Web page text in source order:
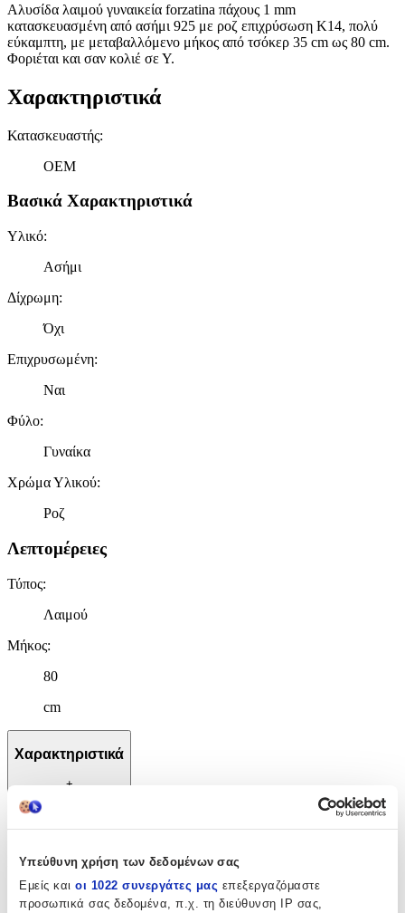
Υπεύθυνη χρήση των δεδομένων σας
Εμείς και οι 1022 συνεργάτες μας επεξεργαζόμαστε
προσωπικά σας δεδομένα, π.χ. τη διεύθυνση IP σας,
Αλυσίδα λαιμού γυναικεία forzatina πάχους 1 mm
κατασκευασμένη από ασήμι 925 με ροζ επιχρύσωση Κ14, πολύ
εύκαμπτη, με μεταβαλλόμενο μήκος από τσόκερ 35 cm ως 80 cm.
Φοριέται και σαν κολιέ σε Υ.
Χαρακτηριστικά
Κατασκευαστής:
OEM
Βασικά Χαρακτηριστικά
Υλικό:
Ασήμι
Δίχρωμη:
Όχι
Επιχρυσωμένη:
Ναι
Φύλο:
Γυναίκα
Χρώμα Υλικού:
Ροζ
Λεπτομέρειες
Τύπος:
Λαιμού
Μήκος:
80
cm
Χαρακτηριστικά
+
Χαρακτηριστικά
Κατασκευαστής:
OEM